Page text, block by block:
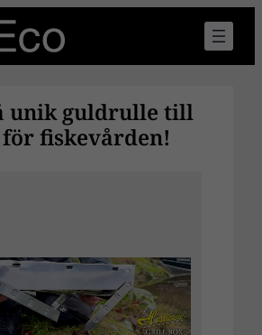
unik guldrulle till
fiskevården!